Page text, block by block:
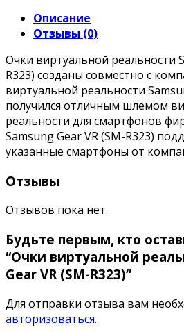
Описание
Отзывы (0)
Очки виртуальной реальности
R323) созданы совместно с
виртуальной реальности
получился отличным шлемом
реальности для смартфонов
Samsung Gear VR (SM-R323)
указанные смартфоны от
Отзывы
Отзывов пока нет.
Будьте первым, кто
“Очки виртуальной
Gear VR (SM-R323)”
Для отправки отзыва вам
авторизоваться.